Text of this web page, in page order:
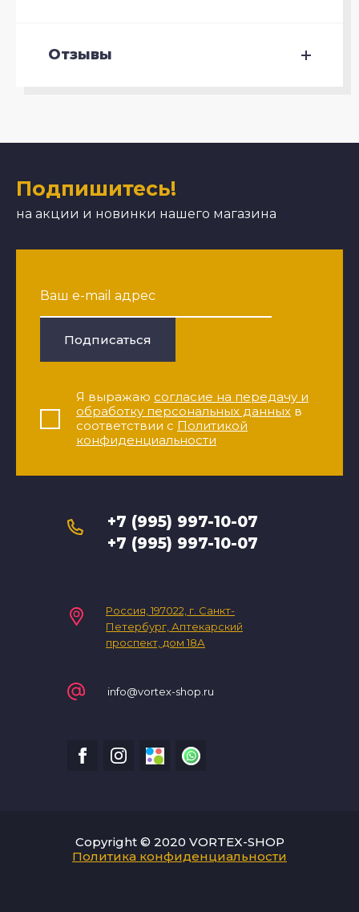
Отзывы
Подпишитесь!
на акции и новинки нашего магазина
Я выражаю согласие на передачу и
обработку персональных данных в
соответствии с Политикой
конфиденциальности
Подписаться
+7 (995) 997-10-07
+7 (995) 997-10-07
Россия, 197022, г. Санкт-
Петербург, Аптекарский
проспект, дом 18А
info@vortex-shop.ru
Copyright © 2020 VORTEX-SHOP
Политика конфиденциальности